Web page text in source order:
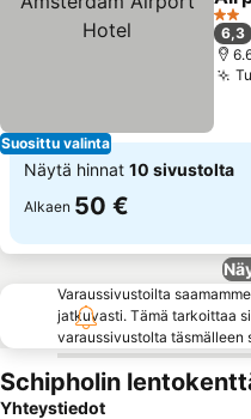
Suosittu valinta
2
6,3
Näytä hinnat 10 sivustolta
Alkaen 50 €
Varaussivustoilta
jatkuvasti. Tämä tarkoittaa
varaussivustolta täsmälleen
Schipholin
Yhteystiedot